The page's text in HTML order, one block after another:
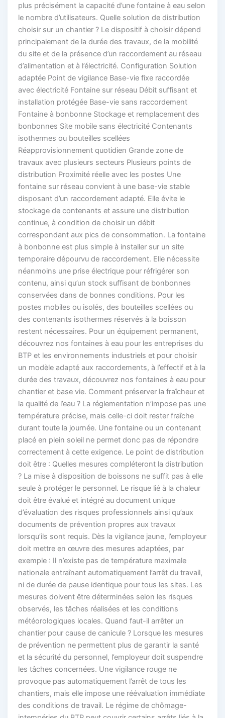
plus précisément la capacité d’une fontaine à eau selon
le nombre d’utilisateurs. Quelle solution de distribution
choisir sur un chantier ? Le dispositif à choisir dépend
principalement de la durée des travaux, de la mobilité
du site et de la présence d’un raccordement au réseau
d’alimentation et à l’électricité. Configuration Solution
adaptée Point de vigilance Base-vie fixe raccordée
avec électricité Fontaine sur réseau Débit suffisant et
installation protégée Base-vie sans raccordement
Fontaine à bonbonne Stockage et remplacement des
bonbonnes Site mobile sans électricité Contenants
isothermes ou bouteilles scellées
Réapprovisionnement quotidien Grande zone de
travaux avec plusieurs secteurs Plusieurs points de
distribution Proximité réelle avec les postes Une
fontaine sur réseau convient à une base-vie stable
disposant d’un raccordement adapté. Elle évite le
stockage de contenants et assure une distribution
continue, à condition de choisir un débit
correspondant aux pics de consommation. La fontaine
à bonbonne est plus simple à installer sur un site
temporaire dépourvu de raccordement. Elle nécessite
néanmoins une prise électrique pour réfrigérer son
contenu, ainsi qu’un stock suffisant de bonbonnes
conservées dans de bonnes conditions. Pour les
postes mobiles ou isolés, des bouteilles scellées ou
des contenants isothermes réservés à la boisson
restent nécessaires. Pour un équipement permanent,
découvrez nos fontaines à eau pour les entreprises du
BTP et les environnements industriels et pour choisir
un modèle adapté aux raccordements, à l’effectif et à la
durée des travaux, découvrez nos fontaines à eau pour
chantier et base vie. Comment préserver la fraîcheur et
la qualité de l’eau ? La réglementation n’impose pas une
température précise, mais celle-ci doit rester fraîche
durant toute la journée. Une fontaine ou un contenant
placé en plein soleil ne permet donc pas de répondre
correctement à cette exigence. Le point de distribution
doit être : Quelles mesures compléteront la distribution
? La mise à disposition de boissons ne suffit pas à elle
seule à protéger le personnel. Le risque lié à la chaleur
doit être évalué et intégré au document unique
d’évaluation des risques professionnels ainsi qu’aux
documents de prévention propres aux travaux
lorsqu’ils sont requis. Dès la vigilance jaune, l’employeur
doit mettre en œuvre des mesures adaptées, par
exemple : Il n’existe pas de température maximale
nationale entraînant automatiquement l’arrêt du travail,
ni de durée de pause identique pour tous les sites. Les
mesures doivent être déterminées selon les risques
observés, les tâches réalisées et les conditions
météorologiques locales. Quand faut-il arrêter un
chantier pour cause de canicule ? Lorsque les mesures
de prévention ne permettent plus de garantir la santé
et la sécurité du personnel, l’employeur doit suspendre
les tâches concernées. Une vigilance rouge ne
provoque pas automatiquement l’arrêt de tous les
chantiers, mais elle impose une réévaluation immédiate
des conditions de travail. Le régime de chômage-